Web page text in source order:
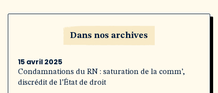
Dans nos archives
15 avril 2025
Condamnations du RN : saturation de la comm’,
discrédit de l’État de droit